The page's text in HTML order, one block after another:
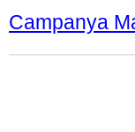
Campanya